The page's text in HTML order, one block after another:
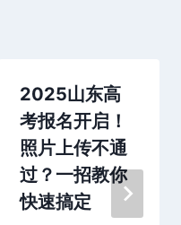
2025山东高
考报名开启！
照片上传不通
过？一招教你
快速搞定